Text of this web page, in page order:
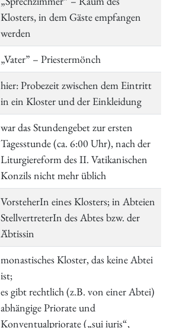
Klosters, in dem Gäste empfangen
werden
„Vater” – Priestermönch
hier: Probezeit zwischen dem Eintritt
in ein Kloster und der Einkleidung
war das Stundengebet zur ersten
Tagesstunde (ca. 6:00 Uhr), nach der
Liturgiereform des II. Vatikanischen
Konzils nicht mehr üblich
VorsteherIn eines Klosters; in Abteien
StellvertreterIn des Abtes bzw. der
Äbtissin
monastisches Kloster, das keine Abtei
ist;
es gibt rechtlich (z.B. von einer Abtei)
abhängige Priorate und
Konventualpriorate („sui iuris“,